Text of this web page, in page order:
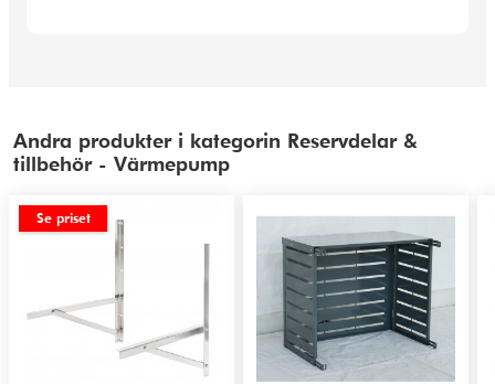
Andra produkter i kategorin Reservdelar &
tillbehör - Värmepump
Se priset